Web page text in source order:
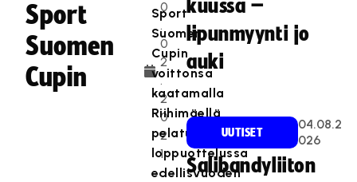
Sport
Suomen
Cupin
0
.
0
2
.
2
0
2
1
Sport
Suomen
Cupin
voittonsa
kaatamalla
Riihimäellä
pelatussa
loppuottelussa
edellisvuoden
kuussa –
lipunmyynti jo
auki
UUTISET
04.08.2
026
Salibandyliiton